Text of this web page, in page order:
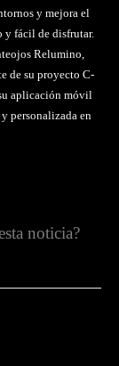
y mejora el
y fácil de disfrutar.
Relumino,
de su proyecto C-
aplicación móvil
personalizada en
noticia?